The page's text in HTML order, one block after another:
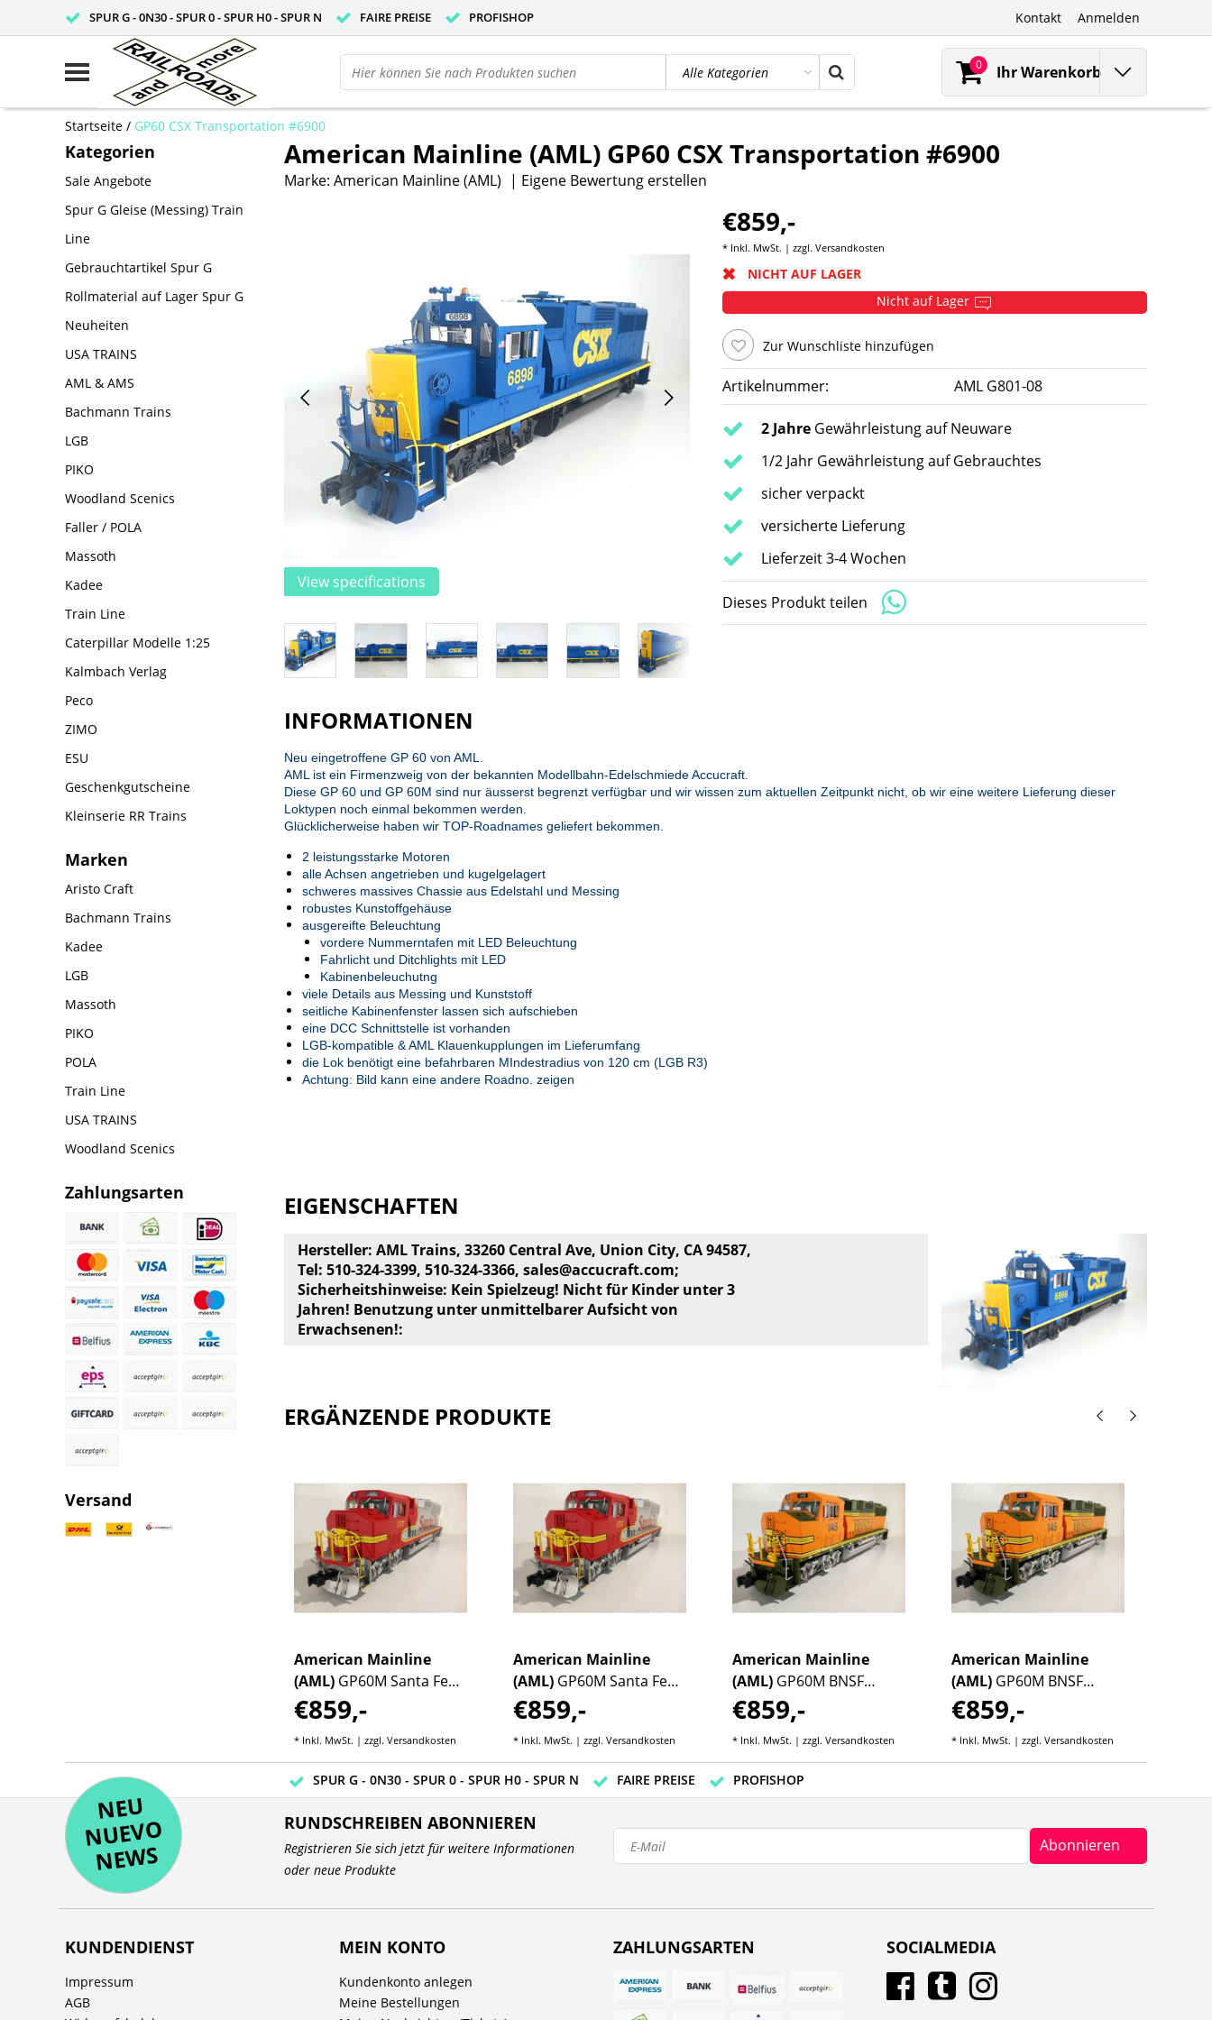
SPUR G - 0N30 - SPUR 0 - SPUR H0 - SPUR N FAIRE PREISE PROFISHOP Kontakt Anmelden
0 Ihr Warenkorb
Startseite / GP60 CSX Transportation #6900
Kategorien
Sale Angebote
Spur G Gleise (Messing) Train
Line
Gebrauchtartikel Spur G
Rollmaterial auf Lager Spur G
Neuheiten
USA TRAINS
AML & AMS
Bachmann Trains
LGB
PIKO
Woodland Scenics
Faller / POLA
Massoth
Kadee
Train Line
Caterpillar Modelle 1:25
Kalmbach Verlag
Peco
ZIMO
ESU
Geschenkgutscheine
Kleinserie RR Trains
Marken
Aristo Craft
Bachmann Trains
Kadee
LGB
Massoth
PIKO
POLA
Train Line
USA TRAINS
Woodland Scenics
Zahlungsarten
Versand
American Mainline (AML) GP60 CSX Transportation #6900
Marke: American Mainline (AML) | Eigene Bewertung erstellen
View specifications
€859,-
* Inkl. MwSt. | zzgl. Versandkosten
NICHT AUF LAGER
Nicht auf Lager
Zur Wunschliste hinzufügen
Artikelnummer: AML G801-08
2 Jahre Gewährleistung auf Neuware
1/2 Jahr Gewährleistung auf Gebrauchtes
sicher verpackt
versicherte Lieferung
Lieferzeit 3-4 Wochen
Dieses Produkt teilen
INFORMATIONEN
Neu eingetroffene GP 60 von AML.
AML ist ein Firmenzweig von der bekannten Modellbahn-Edelschmiede Accucraft.
Diese GP 60 und GP 60M sind nur äusserst begrenzt verfügbar und wir wissen zum aktuellen Zeitpunkt nicht, ob wir eine weitere Lieferung dieser
Loktypen noch einmal bekommen werden.
Glücklicherweise haben wir TOP-Roadnames geliefert bekommen.
2 leistungsstarke Motoren
alle Achsen angetrieben und kugelgelagert
schweres massives Chassie aus Edelstahl und Messing
robustes Kunstoffgehäuse
ausgereifte Beleuchtung
vordere Nummerntafen mit LED Beleuchtung
Fahrlicht und Ditchlights mit LED
Kabinenbeleuchutng
viele Details aus Messing und Kunststoff
seitliche Kabinenfenster lassen sich aufschieben
eine DCC Schnittstelle ist vorhanden
LGB-kompatible & AML Klauenkupplungen im Lieferumfang
die Lok benötigt eine befahrbaren MIndestradius von 120 cm (LGB R3)
Achtung: Bild kann eine andere Roadno. zeigen
EIGENSCHAFTEN
Hersteller: AML Trains, 33260 Central Ave, Union City, CA 94587,
Tel: 510-324-3399, 510-324-3366, sales@accucraft.com;
Sicherheitshinweise: Kein Spielzeug! Nicht für Kinder unter 3
Jahren! Benutzung unter unmittelbarer Aufsicht von
Erwachsenen!:
ERGÄNZENDE PRODUKTE
American Mainline
(AML) GP60M Santa Fe
€859,-
* Inkl. MwSt. | zzgl. Versandkosten
American Mainline
(AML) GP60M Santa Fe
€859,-
* Inkl. MwSt. | zzgl. Versandkosten
American Mainline
(AML) GP60M BNSF
"Heritage" #146
€859,-
* Inkl. MwSt. | zzgl. Versandkosten
American Mainline
(AML) GP60M BNSF
"Heritage" #117
€859,-
* Inkl. MwSt. | zzgl. Versandkosten
SPUR G - 0N30 - SPUR 0 - SPUR H0 - SPUR N FAIRE PREISE PROFISHOP
NE
U
N
UEV
O
NE
WS
RUNDSCHREIBEN ABONNIEREN
Registrieren Sie sich jetzt für weitere Informationen
oder neue Produkte
Abonnieren
KUNDENDIENST
Impressum
AGB
MEIN KONTO
Kundenkonto anlegen
Meine Bestellungen
ZAHLUNGSARTEN SOCIALMEDIA